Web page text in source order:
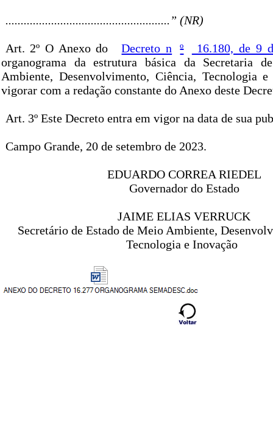
......................................................” (NR)
Art. 2º O Anexo do Decreto n º
16.180, de 9
organograma da estrutura básica da Secretaria
Ambiente, Desenvolvimento, Ciência, Tecnologia e
vigorar com a redação constante do Anexo deste
Art. 3º Este Decreto entra em vigor na data de sua
Campo Grande, 20 de setembro de 2023.
EDUARDO CORREA RIEDEL
Governador do Estado
JAIME ELIAS VERRUCK
Secretário de Estado de Meio Ambiente,
Tecnologia e Inovação